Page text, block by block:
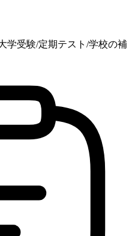
学受験/定期テスト/学校の補